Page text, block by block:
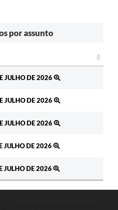
por assunto
JULHO DE 2026
JULHO DE 2026
JULHO DE 2026
JULHO DE 2026
JULHO DE 2026